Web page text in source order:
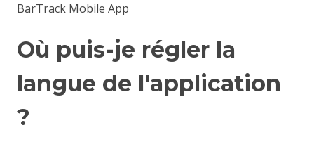
BarTrack Mobile App
Où puis-je régler la
langue de l'application
?